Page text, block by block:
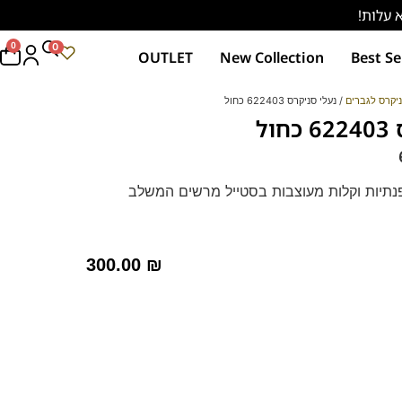
Best
New Collection
OUTLET
0 0
לגברים / נעלי סניקרס 622403 כחול
וקלות מעוצבות בסטייל מרשים המשלב
קלה ומדרס נשלף.
300.00 ₪